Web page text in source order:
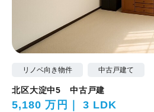
リノベ向き物件 中古戸建て
北区大淀中5 中古戸建
5,180 万円 3 LDK